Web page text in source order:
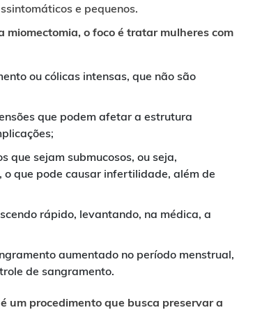
e pequenos.
miomectomia, o foco é tratar mulheres com
ou cólicas intensas, que não são
que podem afetar a estrutura
que sejam submucosos, ou seja,
que pode causar infertilidade, além de
rápido, levantando, na médica, a
aumentado no período menstrual,
de sangramento.
um procedimento que busca preservar a